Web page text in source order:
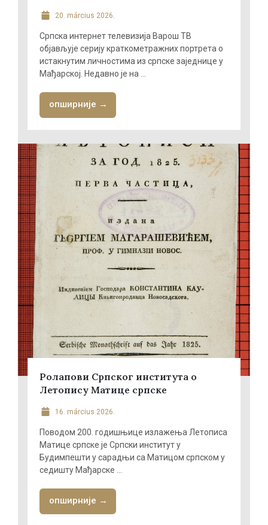
20. március 2026.
Српска интернет телевизија Варош ТВ
објављује серију краткометражних портрета о
истакнутим личностима из српске заједнице у
Мађарској. Недавно је на ...
опширније →
Ролапови Српског института о
Летопису Матице српске
16. március 2026.
Поводом 200. годишњице излажења Летописа
Матице српске је Српски институт у
Будимпешти у сарадњи са Матицом српском у
седишту Мађарске ...
опширније →